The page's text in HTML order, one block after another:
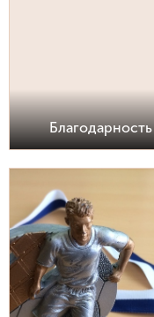
Благодарность